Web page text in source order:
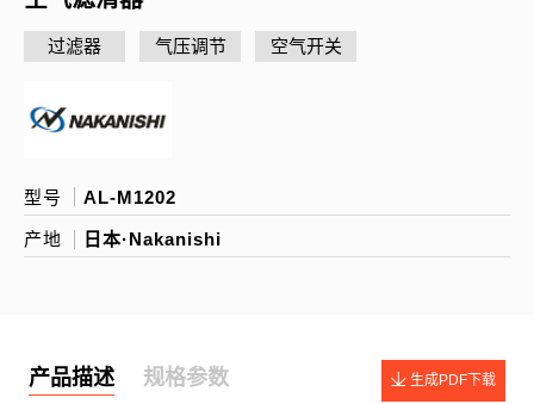
过滤器 气压调节 空气开关
型号 AL-M1202
产地 日本·Nakanishi
产品描述 规格参数 生成PDF下载